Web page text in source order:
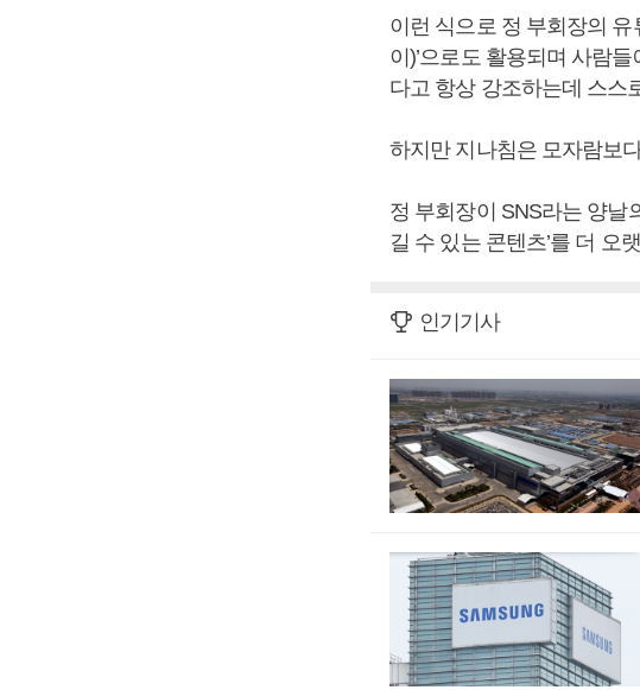
이런 식으로 정 부회장의
이)’으로도 활용되며 사람
다고 항상 강조하는데 스스
하지만 지나침은 모자람보
정 부회장이 SNS라는 양날
길 수 있는 콘텐츠’를 더 오
인기기사